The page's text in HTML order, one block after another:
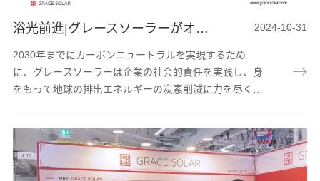
浴光前進|グレースソーラーがオーストラリアAll Energyに華麗に登場 2024-10-31
2030年までにカーボンニュートラルを実現するため
に、グレースソーラーは企業の社会的責任を実践し、身
をもって地球の排出エネルギーの炭素削減に力を尽くし
き、先導的な技術、革新的な製品、人間的なサービスで
国別のないゼロカーボン壮大な目標を実現するために持
続的に力を与えます。2024年10月23日、グレースソー